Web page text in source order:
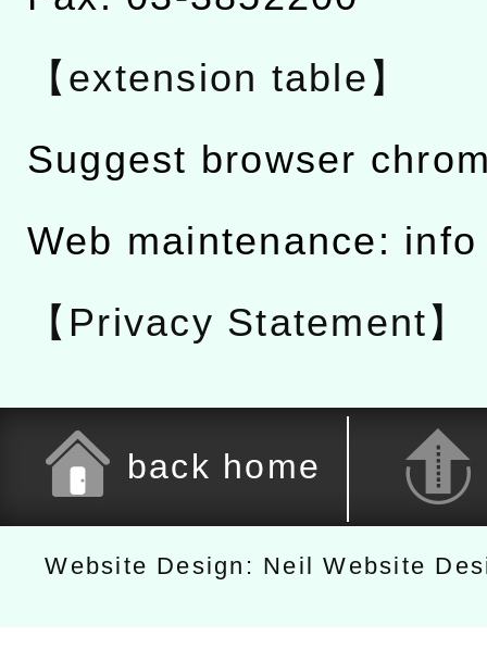
【extension table】
Suggest browser
Web maintenance:
【Privacy Statement】
back home
Website Design: Neil Website